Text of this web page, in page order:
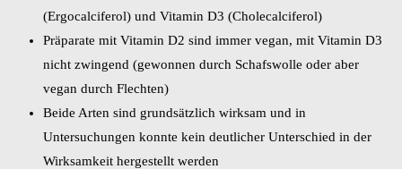
(Ergocalciferol) und Vitamin D3 (Cholecalciferol)
Präparate mit Vitamin D2 sind immer vegan, mit Vitamin D3
nicht zwingend (gewonnen durch Schafswolle oder aber
vegan durch Flechten)
Beide Arten sind grundsätzlich wirksam und in
Untersuchungen konnte kein deutlicher Unterschied in der
Wirksamkeit hergestellt werden